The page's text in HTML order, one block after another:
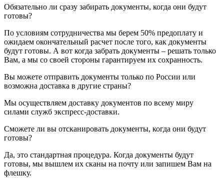
Обязательно ли сразу забирать документы, когда они будут
готовы?
По условиям сотрудничества мы берем 50% предоплату и
ожидаем окончательный расчет после того, как документы
будут готовы. А вот когда забрать документы – решать только
Вам, а мы со своей стороны гарантируем их сохранность.
Вы можете отправить документы только по России или
возможна доставка в другие страны?
Мы осуществляем доставку документов по всему миру
силами служб экспресс-доставки.
Сможете ли вы отсканировать документы, когда они будут
готовы?
Да, это стандартная процедура. Когда документы будут
готовы, мы вышлем их сканы на почту или запишем Вам на
флешку.